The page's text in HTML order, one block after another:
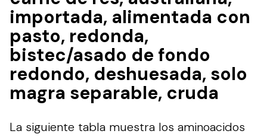
importada, alimentada con
pasto, redonda,
bistec/asado de fondo
redondo, deshuesada, solo
magra separable, cruda
La siguiente tabla muestra los aminoacidos